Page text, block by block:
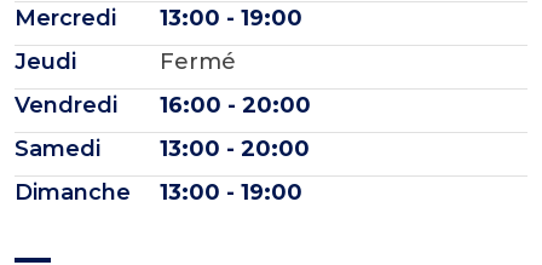
Mercredi
13:00 - 19:00
Jeudi
Fermé
Vendredi
16:00 - 20:00
Samedi
13:00 - 20:00
Dimanche
13:00 - 19:00